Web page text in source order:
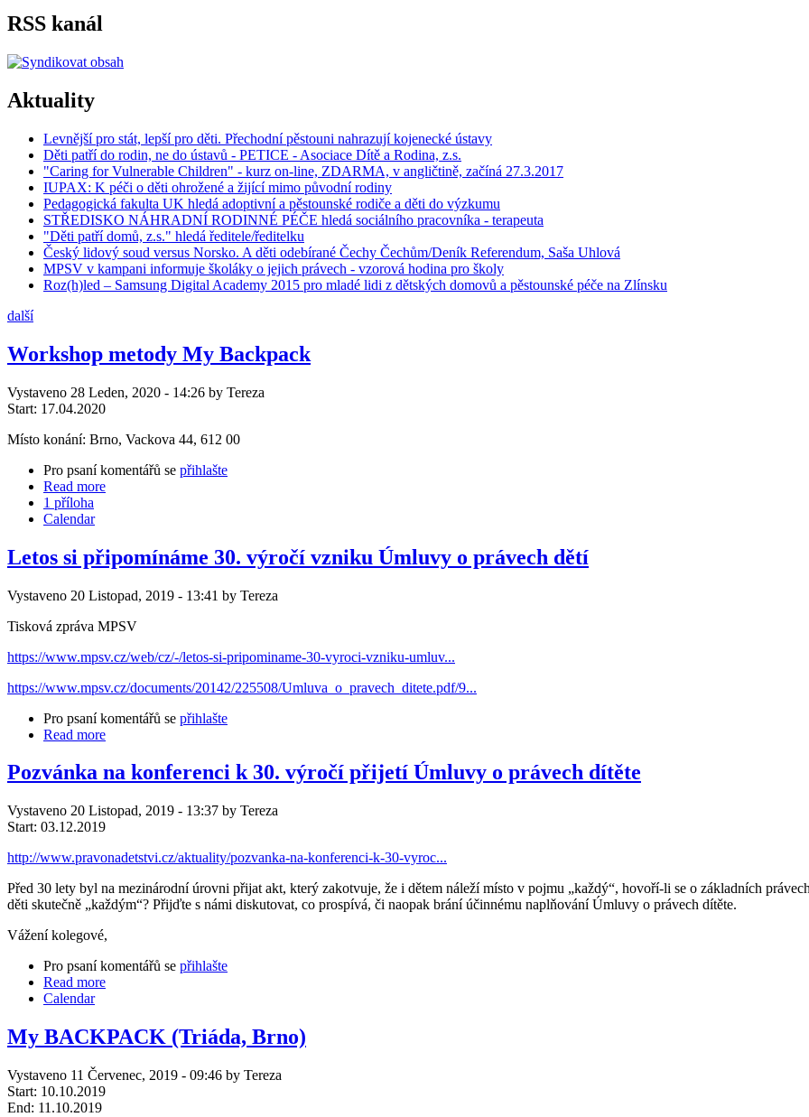
RSS kanál
Aktuality
Levnější pro stát, lepší pro děti. Přechodní pěstouni nahrazují kojenecké ústavy
Děti patří do rodin, ne do ústavů - PETICE - Asociace Dítě a Rodina, z.s.
"Caring for Vulnerable Children" - kurz on-line, ZDARMA, v angličtině, začíná 27.3.2017
IUPAX: K péči o děti ohrožené a žijící mimo původní rodiny
Pedagogická fakulta UK hledá adoptivní a pěstounské rodiče a děti do výzkumu
STŘEDISKO NÁHRADNÍ RODINNÉ PÉČE hledá sociálního pracovníka - terapeuta
"Děti patří domů, z.s." hledá ředitele/ředitelku
Český lidový soud versus Norsko. A děti odebírané Čechy Čechům/Deník Referendum, Saša Uhlová
MPSV v kampani informuje školáky o jejich právech - vzorová hodina pro školy
Roz(h)led – Samsung Digital Academy 2015 pro mladé lidi z dětských domovů a pěstounské péče na Zlínsku
další
Workshop metody My Backpack
Vystaveno 28 Leden, 2020 - 14:26 by Tereza
Start: 17.04.2020
Místo konání: Brno, Vackova 44, 612 00
Pro psaní komentářů se přihlašte
Read more
1 příloha
Calendar
Letos si připomínáme 30. výročí vzniku Úmluvy o právech dětí
Vystaveno 20 Listopad, 2019 - 13:41 by Tereza
Tisková zpráva MPSV
https://www.mpsv.cz/web/cz/-/letos-si-pripominame-30-vyroci-vzniku-umluv...
https://www.mpsv.cz/documents/20142/225508/Umluva_o_pravech_ditete.pdf/9...
Pro psaní komentářů se přihlašte
Read more
Pozvánka na konferenci k 30. výročí přijetí Úmluvy o právech dítěte
Vystaveno 20 Listopad, 2019 - 13:37 by Tereza
Start: 03.12.2019
http://www.pravonadetstvi.cz/aktuality/pozvanka-na-konferenci-k-30-vyroc...
Před 30 lety byl na mezinárodní úrovni přijat akt, který zakotvuje, že i dětem náleží místo v pojmu „každý“, hovoří-li se o základních
děti skutečně „každým“? Přijďte s námi diskutovat, co prospívá, či naopak brání účinnému naplňování Úmluvy o právech dítěte.
Vážení kolegové,
Pro psaní komentářů se přihlašte
Read more
Calendar
My BACKPACK (Triáda, Brno)
Vystaveno 11 Červenec, 2019 - 09:46 by Tereza
Start: 10.10.2019
End: 11.10.2019